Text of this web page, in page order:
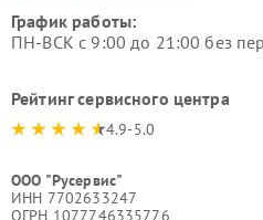
График работы:
ПН-ВСК с 9:00 до 21:00 без
Рейтинг сервисного центра
4.9-5.0
ООО "Русервис"
ИНН 7702633247
ОГРН 1077746335776